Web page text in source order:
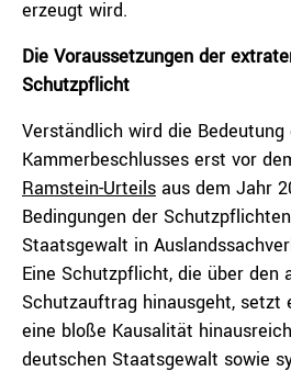
erzeugt wird.
Die Voraussetzungen der
Schutzpflicht
Verständlich wird die Bedeutung
Kammerbeschlusses erst vor
Ramstein-Urteils aus dem Jahr
Bedingungen der
Staatsgewalt in
Eine Schutzpflicht, die über den
Schutzauftrag hinausgeht, setzt
eine bloße Kausalität
deutschen Staatsgewalt sowie